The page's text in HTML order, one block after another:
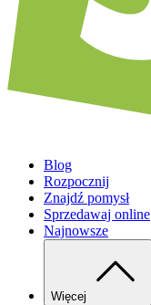
Blog
Rozpocznij
Znajdź pomysł
Sprzedawaj online
Najnowsze
Więcej